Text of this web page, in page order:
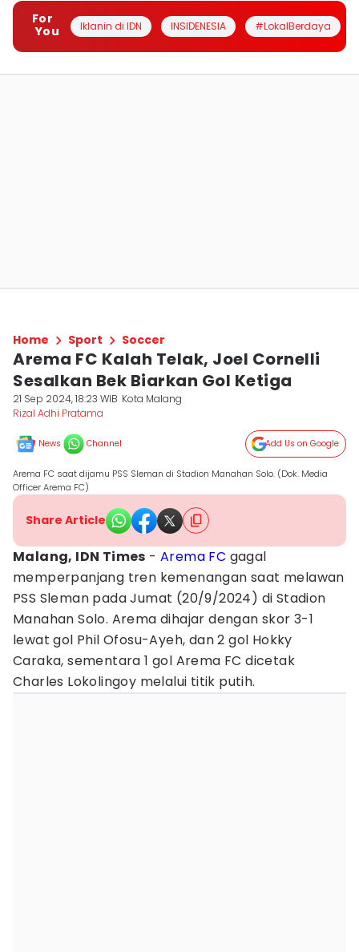
For
You
Iklanin di IDN INSIDENESIA #LokalBerdaya
Home Sport Soccer
Arema FC Kalah Telak, Joel Cornelli
Sesalkan Bek Biarkan Gol Ketiga
21 Sep 2024, 18:23 WIB Kota Malang
Rizal Adhi Pratama
News Channel Add Us on Google
Arema FC saat dijamu PSS Sleman di Stadion Manahan Solo. (Dok. Media
Officer Arema FC)
Share Article
Malang, IDN Times -Arema FC gagal
memperpanjang tren kemenangan saat melawan
PSS Sleman pada Jumat (20/9/2024) di Stadion
Manahan Solo. Arema dihajar dengan skor 3-1
lewat gol Phil Ofosu-Ayeh, dan 2 gol Hokky
Caraka, sementara 1 gol Arema FC dicetak
Charles Lokolingoy melalui titik putih.